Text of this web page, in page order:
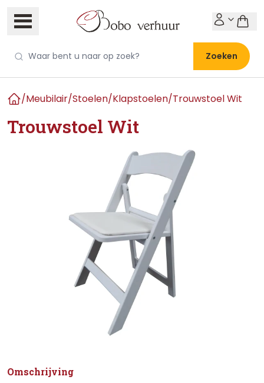
Zoeken
/Meubilair/Stoelen/Klapstoelen/Trouwstoel Wit
Trouwstoel Wit
Omschrijving